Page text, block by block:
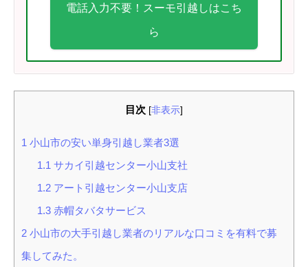
電話入力不要！スーモ引越しはこち
ら
目次 [非表示]
1 小山市の安い単身引越し業者3選
1.1 サカイ引越センター小山支社
1.2アート引越センター小山支店
1.3赤帽タバタサービス
2 小山市の大手引越し業者のリアルな口コミを有料で募
集してみた。